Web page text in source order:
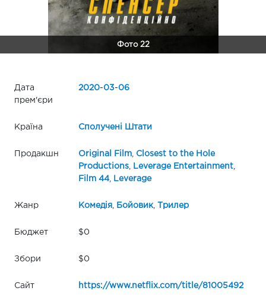
Фото 22
Дата
прем'єри
2020-03-06
Країна Сполучені Штати
Продакшн Original Film,
Closest to the Hole
Productions, Leverage Entertainment,
Film 44, Leverage
Жанр Комедія, Бойовик, Трилер
Бюджет $0
Збори $0
Сайт https://www.netflix.com/title/81005492